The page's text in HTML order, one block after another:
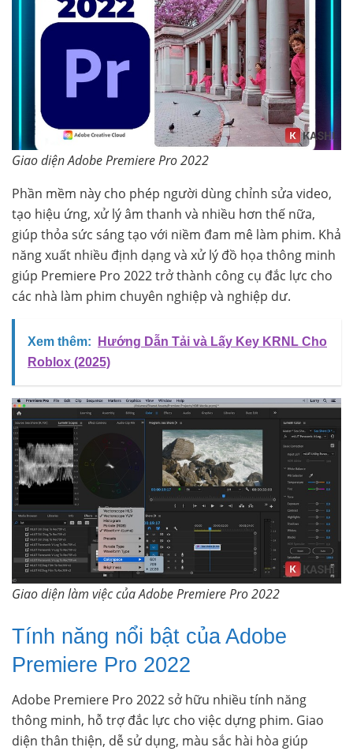
Giao diện Adobe Premiere Pro 2022
Phần mềm này cho phép người dùng chỉnh sửa video,
tạo hiệu ứng, xử lý âm thanh và nhiều hơn thế nữa,
giúp thỏa sức sáng tạo với niềm đam mê làm phim. Khả
năng xuất nhiều định dạng và xử lý đồ họa thông minh
giúp Premiere Pro 2022 trở thành công cụ đắc lực cho
các nhà làm phim chuyên nghiệp và nghiệp dư.
Xem thêm:
Hướng Dẫn Tải và Lấy Key KRNL Cho
Roblox (2025)
Giao diện làm việc của Adobe Premiere Pro 2022
Tính năng nổi bật của Adobe
Premiere Pro 2022
Adobe Premiere Pro 2022 sở hữu nhiều tính năng
thông minh, hỗ trợ đắc lực cho việc dựng phim. Giao
diện thân thiện, dễ sử dụng, màu sắc hài hòa giúp